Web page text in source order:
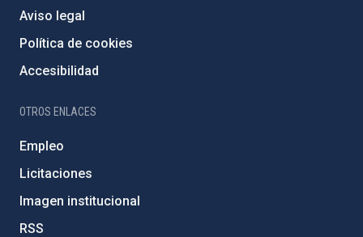
Aviso legal
Política de cookies
Accesibilidad
OTROS ENLACES
Empleo
Licitaciones
Imagen institucional
RSS